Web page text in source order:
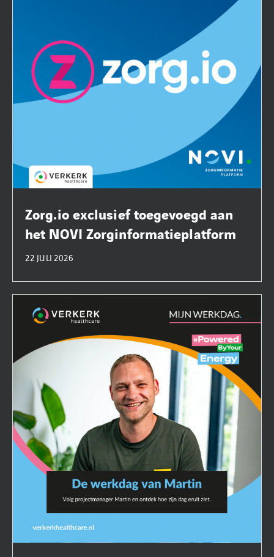
Zorg.io exclusief toegevoegd aan
het NOVI Zorginformatieplatform
22 JULI 2026